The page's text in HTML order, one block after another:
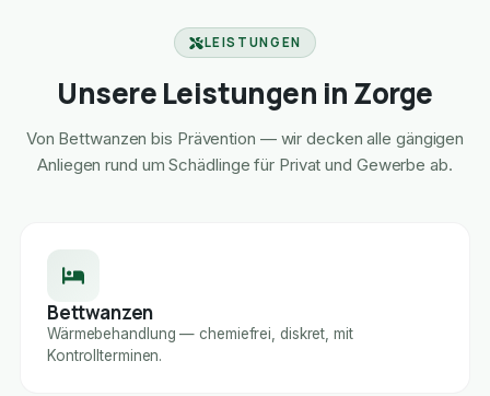
LEISTUNGEN
Unsere Leistungen in Zorge
Von Bettwanzen bis Prävention — wir decken alle gängigen
Anliegen rund um Schädlinge für Privat und Gewerbe ab.
Bettwanzen
Wärmebehandlung — chemiefrei, diskret, mit
Kontrollterminen.